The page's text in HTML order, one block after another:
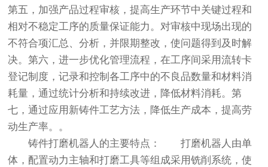
第五，加强产品过程审核，提高生产环节中关键过程和
相对不稳定工序的质量保证能力。对审核中现场出现的
不符合项汇总、分析，并限期整改，使问题得到及时解
决。第六，进一步优化管理流程，在工序间采用流转卡
登记制度，记录和控制各工序中的不良品数量和材料消
耗量，通过统计分析和持续改进，降低材料消耗。第
七，通过应用新铸件工艺方法，降低生产成本，提高劳
动生产率。。
铸件打磨机器人的主要特点： 打磨机器人由单
体，配置动力主轴和打磨工具等组成采用铣削系统，使